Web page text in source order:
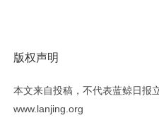
版权声明
本文来自投稿，不代表蓝鲸日报
www.lanjing.org